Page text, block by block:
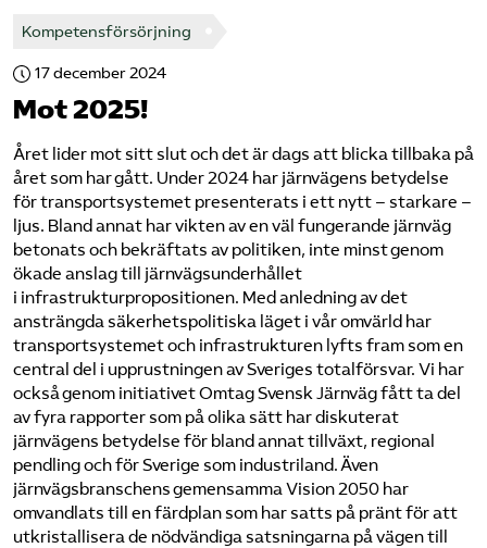
Kompetensförsörjning
17 december 2024
Mot 2025!
Året lider mot sitt slut och det är dags att blicka tillbaka på
året som har gått. Under 2024 har järnvägens betydelse
för transportsystemet presenterats i ett nytt – starkare –
ljus. Bland annat har vikten av en väl fungerande järnväg
betonats och bekräftats av politiken, inte minst genom
ökade anslag till järnvägsunderhållet
i infrastrukturpropositionen. Med anledning av det
ansträngda säkerhetspolitiska läget i vår omvärld har
transportsystemet och infrastrukturen lyfts fram som en
central del i upprustningen av Sveriges totalförsvar. Vi har
också genom initiativet Omtag Svensk Järnväg fått ta del
av fyra rapporter som på olika sätt har diskuterat
järnvägens betydelse för bland annat tillväxt, regional
pendling och för Sverige som industriland. Även
järnvägsbranschens gemensamma Vision 2050 har
omvandlats till en färdplan som har satts på pränt för att
utkristallisera de nödvändiga satsningarna på vägen till